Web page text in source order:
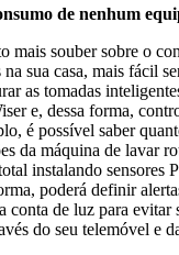
de nenhum
mais souber sobre o
sua casa, mais fácil
as tomadas
e, dessa forma,
é possível saber
da máquina de lavar
instalando sensores
poderá definir
conta de luz para evitar
do seu telemóvel e